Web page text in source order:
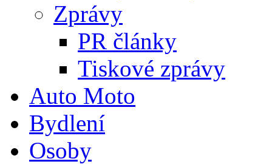
Zprávy
PR články
Tiskové zprávy
Auto Moto
Bydlení
Osoby